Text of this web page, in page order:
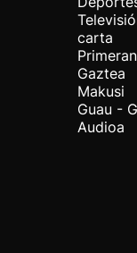
carta
Primeran
Gaztea
Makusi
Guau -
Audioa